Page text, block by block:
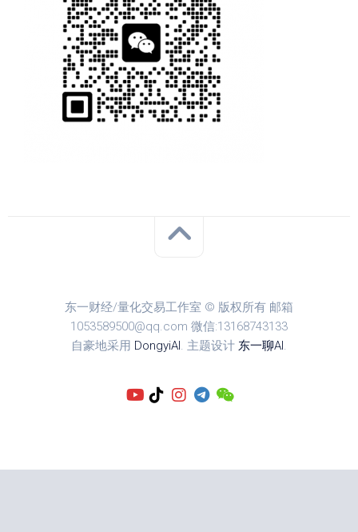
东一财经/量化交易工作室 © 版权所有 邮箱
1053589500@qq.com 微信:13168743133
自豪地采用 DongyiAI. 主题设计 东一聊AI.